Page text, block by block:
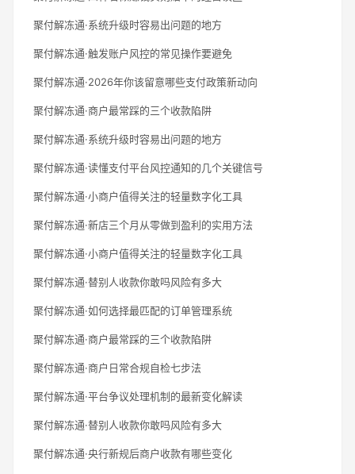
聚付解冻通·系统升级时容易出问题的地方
聚付解冻通·触发账户风控的常见操作要避免
聚付解冻通·2026年你该留意哪些支付政策新动向
聚付解冻通·商户最常踩的三个收款陷阱
聚付解冻通·系统升级时容易出问题的地方
聚付解冻通·读懂支付平台风控通知的几个关键信号
聚付解冻通·小商户值得关注的轻量数字化工具
聚付解冻通·新店三个月从零做到盈利的实用方法
聚付解冻通·小商户值得关注的轻量数字化工具
聚付解冻通·替别人收款你敢吗风险有多大
聚付解冻通·如何选择最匹配的订单管理系统
聚付解冻通·商户最常踩的三个收款陷阱
聚付解冻通·商户日常合规自检七步法
聚付解冻通·平台争议处理机制的最新变化解读
聚付解冻通·替别人收款你敢吗风险有多大
聚付解冻通·央行新规后商户收款有哪些变化